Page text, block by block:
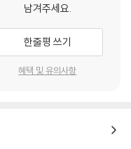
남겨주세요.
한줄평 쓰기
혜택 및 유의사항